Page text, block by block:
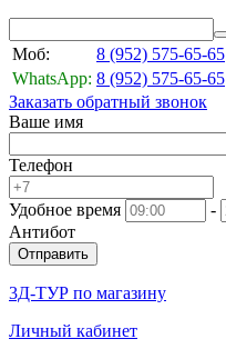
Моб: 8 (952) 575-65-65
WhatsApp: 8 (952) 575-65-65
Заказать обратный звонок
Ваше имя
Телефон
Удобное время
-
Антибот
Отправить
3Д-ТУР по магазину
Личный кабинет